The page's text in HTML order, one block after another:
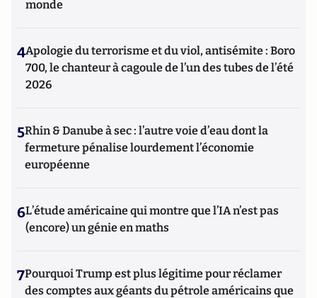
monde
4Apologie du terrorisme et du viol, antisémite : Boro
700, le chanteur à cagoule de l’un des tubes de l’été
2026
5Rhin & Danube à sec : l’autre voie d’eau dont la
fermeture pénalise lourdement l’économie
européenne
6L’étude américaine qui montre que l’IA n’est pas
(encore) un génie en maths
7Pourquoi Trump est plus légitime pour réclamer
des comptes aux géants du pétrole américains que